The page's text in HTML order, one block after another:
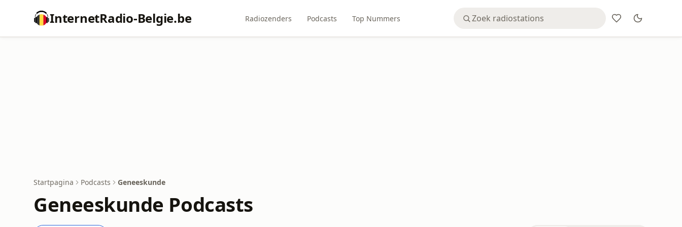
InternetRadio-Belgie.be Radiozenders Podcasts Top Nummers
Startpagina Podcasts Geneeskunde
Geneeskunde Podcasts